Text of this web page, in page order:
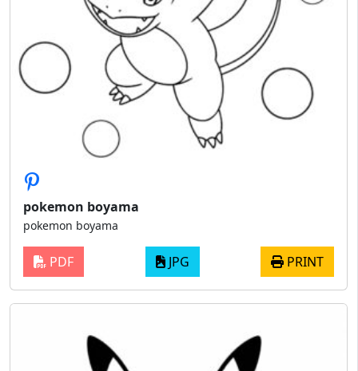
pokemon boyama
pokemon boyama
PDF JPG PRINT